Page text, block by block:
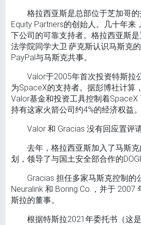
格拉西亚斯是总部位于芝加哥
Equity Partners的创始人。几十年来
下公司的可靠支持者。格拉西亚斯
法学院同学大卫·萨克斯认识马斯克
PayPal与马斯克共事。
Valor于2005年首次投资特斯拉
为SpaceX的支持者。据彭博社计算
Valor基金和投资工具控制着SpaceX
持有这家火箭公司约4%的经济权益。
Valor 和 Gracias 没有回应置评请
去年，格拉西亚斯加入了马斯
划，领导了与国土安全部合作的
Gracias 担任多家马斯克控制的
Neuralink 和 Boring Co.，并于 2007
斯拉的董事。
根据特斯拉2021年委托书（这